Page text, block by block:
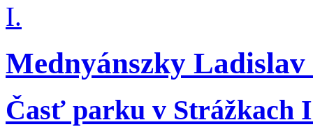
Mednyánszky Ladislav
Časť parku v Strážkach